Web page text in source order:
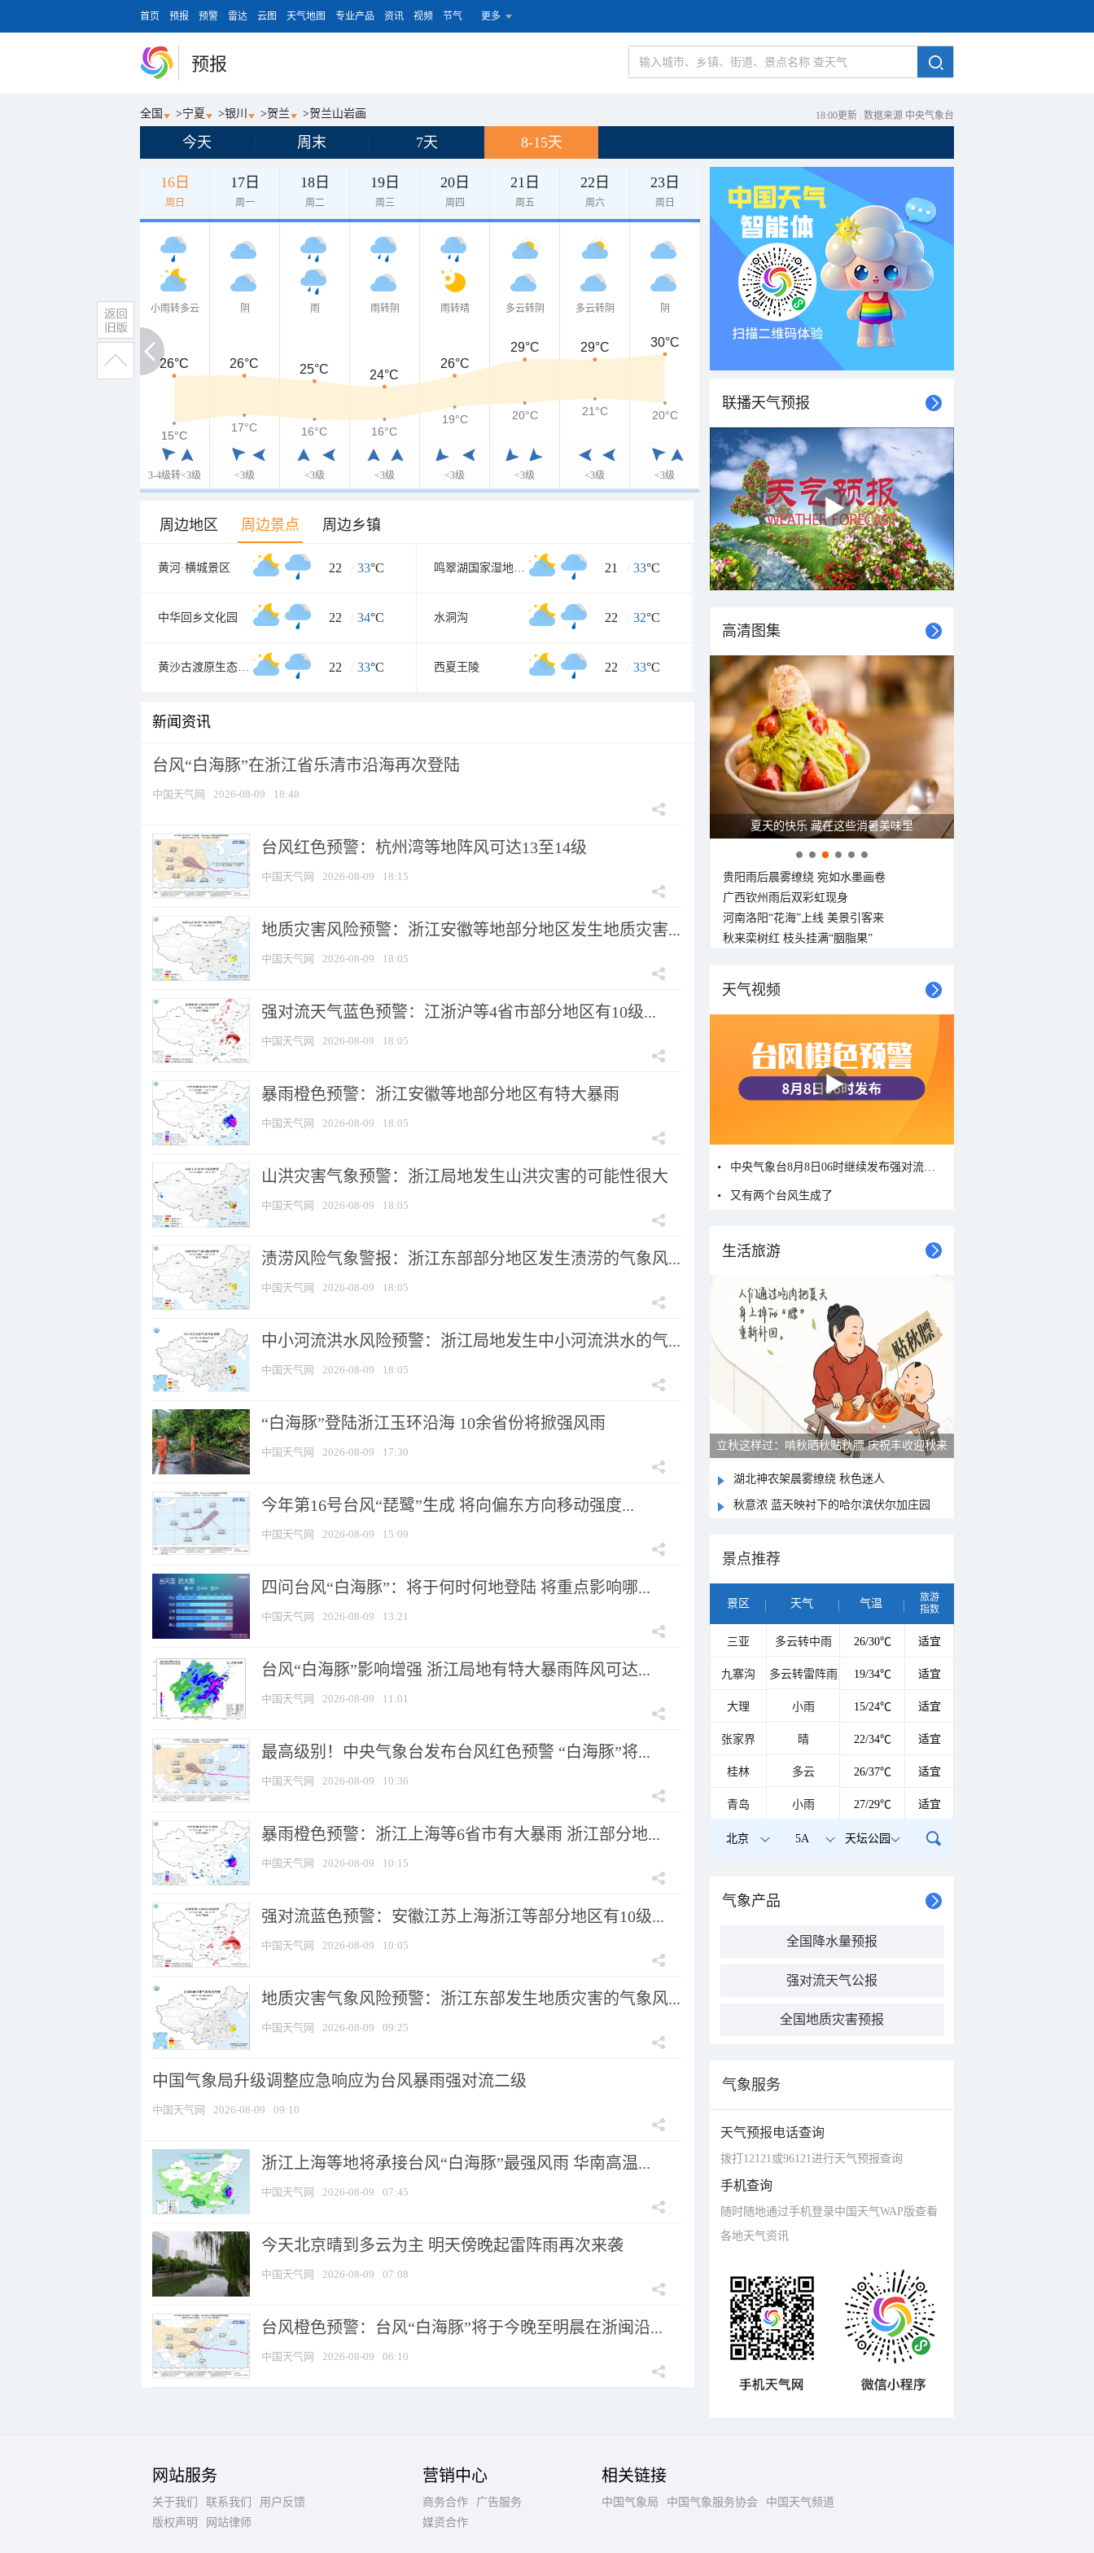
首页 预报 预警 雷达 云图 天气地图 专业产品 资讯 视频 节气 更多
预报
全国 >宁夏 >银川 >贺兰 >贺兰山岩画 18:00更新 数据来源 中央气象台
今天 周末 7天 8-15天
16日
周日
17日
周一
18日
周二
19日
周三
20日
周四
21日
周五
22日
周六
23日
周日
小雨转多云
3-4级转<3级
阴
<3级
雨
<3级
雨转阴
<3级
雨转晴
<3级
多云转阴
<3级
多云转阴
<3级
阴
<3级
26°C
26°C 26°C 25°C 24°C
26°C
29°C 29°C 30°C
15°C
15°C
17°C 16°C 16°C
19°C 20°C 21°C 20°C
周边地区 周边景点 周边乡镇
黄河·横城景区 22 / 33°C 鸣翠湖国家湿地公园 21 / 33°C
中华回乡文化园 22 / 34°C 水洞沟 22 / 32°C
黄沙古渡原生态旅游区 22 / 33°C 西夏王陵 22 / 33°C
新闻资讯
台风“白海豚”在浙江省乐清市沿海再次登陆
中国天气网 2026-08-09 18:48
​台风红色预警：杭州湾等地阵风可达13至14级
中国天气网 2026-08-09 18:15
地质灾害风险预警：浙江安徽等地部分地区发生地质灾害...
中国天气网 2026-08-09 18:05
强对流天气蓝色预警：江浙沪等4省市部分地区有10级...
中国天气网 2026-08-09 18:05
暴雨橙色预警：浙江安徽等地部分地区有特大暴雨
中国天气网 2026-08-09 18:05
山洪灾害气象预警：浙江局地发生山洪灾害的可能性很大
中国天气网 2026-08-09 18:05
渍涝风险气象警报：浙江东部部分地区发生渍涝的气象风...
中国天气网 2026-08-09 18:05
中小河流洪水风险预警：浙江局地发生中小河流洪水的气...
中国天气网 2026-08-09 18:05
“白海豚”登陆浙江玉环沿海 10余省份将掀强风雨
中国天气网 2026-08-09 17:30
今年第16号台风“琵鹭”生成 将向偏东方向移动强度...
中国天气网 2026-08-09 15:09
四问台风“白海豚”：将于何时何地登陆 将重点影响哪...
中国天气网 2026-08-09 13:21
台风“白海豚”影响增强 浙江局地有特大暴雨阵风可达...
中国天气网 2026-08-09 11:01
最高级别！中央气象台发布台风红色预警 “白海豚”将...
中国天气网 2026-08-09 10:36
暴雨橙色预警：浙江上海等6省市有大暴雨 浙江部分地...
中国天气网 2026-08-09 10:15
强对流蓝色预警：安徽江苏上海浙江等部分地区有10级...
中国天气网 2026-08-09 10:05
地质灾害气象风险预警：浙江东部发生地质灾害的气象风...
中国天气网 2026-08-09 09:25
中国气象局升级调整应急响应为台风暴雨强对流二级
中国天气网 2026-08-09 09:10
浙江上海等地将承接台风“白海豚”最强风雨 华南高温...
中国天气网 2026-08-09 07:45
今天北京晴到多云为主 明天傍晚起雷阵雨再次来袭
中国天气网 2026-08-09 07:08
台风橙色预警：台风“白海豚”将于今晚至明晨在浙闽沿...
中国天气网 2026-08-09 06:10
联播天气预报
高清图集
广西南宁：盛夏里的“绿野仙踪”
贵阳雨后晨雾缭绕 宛如水墨画卷
广西钦州雨后双彩虹现身
河南洛阳“花海”上线 美景引客来
秋来栾树红 枝头挂满“胭脂果”
天气视频
中央气象台8月8日06时继续发布强对流天气蓝色预警
又有两个台风生成了
生活旅游
雨后峨眉沟壑尽显 金顶显真容
湖北神农架晨雾缭绕 秋色迷人
秋意浓 蓝天映衬下的哈尔滨伏尔加庄园
景点推荐
景区 天气 气温
旅游
指数
三亚 多云转中雨 26/30℃ 适宜
九寨沟 多云转雷阵雨 19/34℃ 适宜
大理 小雨 15/24℃ 适宜
张家界 晴 22/34℃ 适宜
桂林 多云 26/37℃ 适宜
青岛 小雨 27/29℃ 适宜
北京 5A 天坛公园
气象产品
全国降水量预报
强对流天气公报
全国地质灾害预报
气象服务
天气预报电话查询
拨打12121或96121进行天气预报查询
手机查询
随时随地通过手机登录中国天气WAP版查看
各地天气资讯
网站服务
关于我们 联系我们
用户反馈
版权声明
网站律师
营销中心
商务合作
广告服务
媒资合作
相关链接
中国气象局 中国气象服务协会 中国天气频道